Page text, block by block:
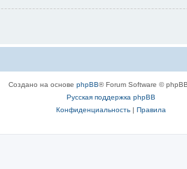
Создано на основе phpBB® Forum Software ©
Русская поддержка phpBB
Конфиденциальность| Правила